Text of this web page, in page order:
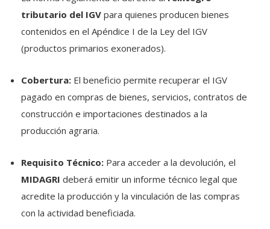
contenidos en el Apéndice I de la Ley del IGV
(productos primarios exonerados).
pagado en compras de bienes, servicios, contratos de
construcción e importaciones destinados a la
producción agraria.
MIDAGRIdeberá emitir un informe técnico legal que
acredite la producción y la vinculación de las compras
con la actividad beneficiada.